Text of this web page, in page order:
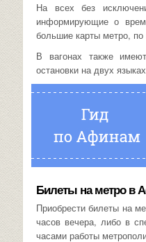
На всех без
информирующие о
большие карты метро,
В вагонах также
остановки на двух
Билеты на метро в
Приобрести билеты на
часов вечера, либо в
часами работы